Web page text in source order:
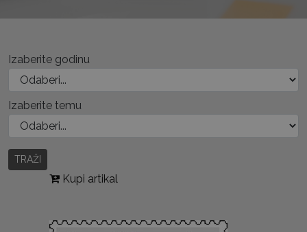
Izaberite godinu
Izaberite temu
TRAŽI
Kupi artikal